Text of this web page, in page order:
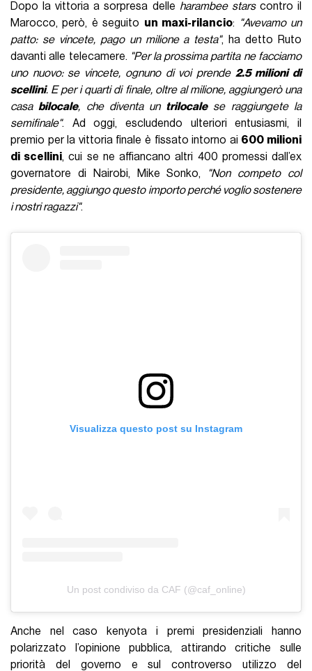
Dopo la vittoria a sorpresa delle harambee starscontro il
Marocco, però, è seguito un maxi-rilancio:
"Avevamo un
patto: se vincete, pago un milione a testa", ha detto Ruto
davanti alle telecamere. "Per la prossima partita ne facciamo
uno nuovo: se vincete, ognuno di voi prende 2.5 milioni di
scellini. E per i quarti di finale, oltre al milione, aggiungerò una
casabilocale, che diventa un trilocalese raggiungete la
semifinale". Ad oggi, escludendo ulteriori entusiasmi, il
premio per la vittoria finale è fissato intorno ai 600 milioni
di scellini, cui se ne affiancano altri 400 promessi dall’ex
governatore di Nairobi, Mike Sonko,
"Non competo col
presidente, aggiungo questo importo perché voglio sostenere
i nostri ragazzi".
Visualizza questo post su Instagram
Un post condiviso da CAF (@caf_online)
Anche nel caso kenyota i premi presidenziali hanno
polarizzato l’opinione pubblica, attirando critiche sulle
priorità del governo e sul controverso utilizzo del